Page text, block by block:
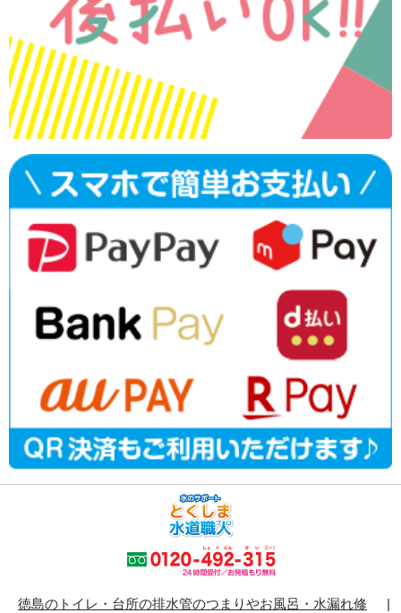
徳島のトイレ・台所の排水管のつまりやお風呂・水漏れ修